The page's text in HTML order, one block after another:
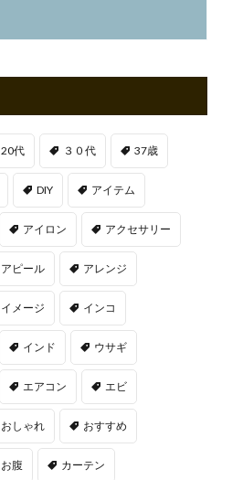
20代 ３０代 37歳
DIY アイテム
アイロン アクセサリー
アピール アレンジ
イメージ インコ
インド ウサギ
エアコン エビ
おしゃれ おすすめ
お腹 カーテン